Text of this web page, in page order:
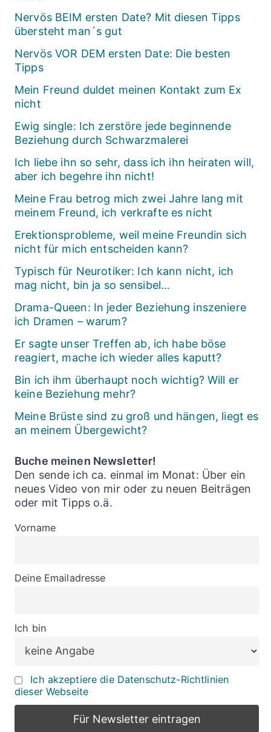
Nervös BEIM ersten Date? Mit diesen Tipps
übersteht man´s gut
Nervös VOR DEM ersten Date: Die besten
Tipps
Mein Freund duldet meinen Kontakt zum Ex
nicht
Ewig single: Ich zerstöre jede beginnende
Beziehung durch Schwarzmalerei
Ich liebe ihn so sehr, dass ich ihn heiraten will,
aber ich begehre ihn nicht!
Meine Frau betrog mich zwei Jahre lang mit
meinem Freund, ich verkrafte es nicht
Erektionsprobleme, weil meine Freundin sich
nicht für mich entscheiden kann?
Typisch für Neurotiker: Ich kann nicht, ich
mag nicht, bin ja so sensibel…
Drama-Queen: In jeder Beziehung inszeniere
ich Dramen – warum?
Er sagte unser Treffen ab, ich habe böse
reagiert, mache ich wieder alles kaputt?
Bin ich ihm überhaupt noch wichtig? Will er
keine Beziehung mehr?
Meine Brüste sind zu groß und hängen, liegt es
an meinem Übergewicht?
Buche meinen Newsletter!
Den sende ich ca. einmal im Monat: Über ein
neues Video von mir oder zu neuen Beiträgen
oder mit Tipps o.ä.
Vorname
Deine Emailadresse
Ich bin
Ich akzeptiere die Datenschutz-Richtlinien
dieser Webseite